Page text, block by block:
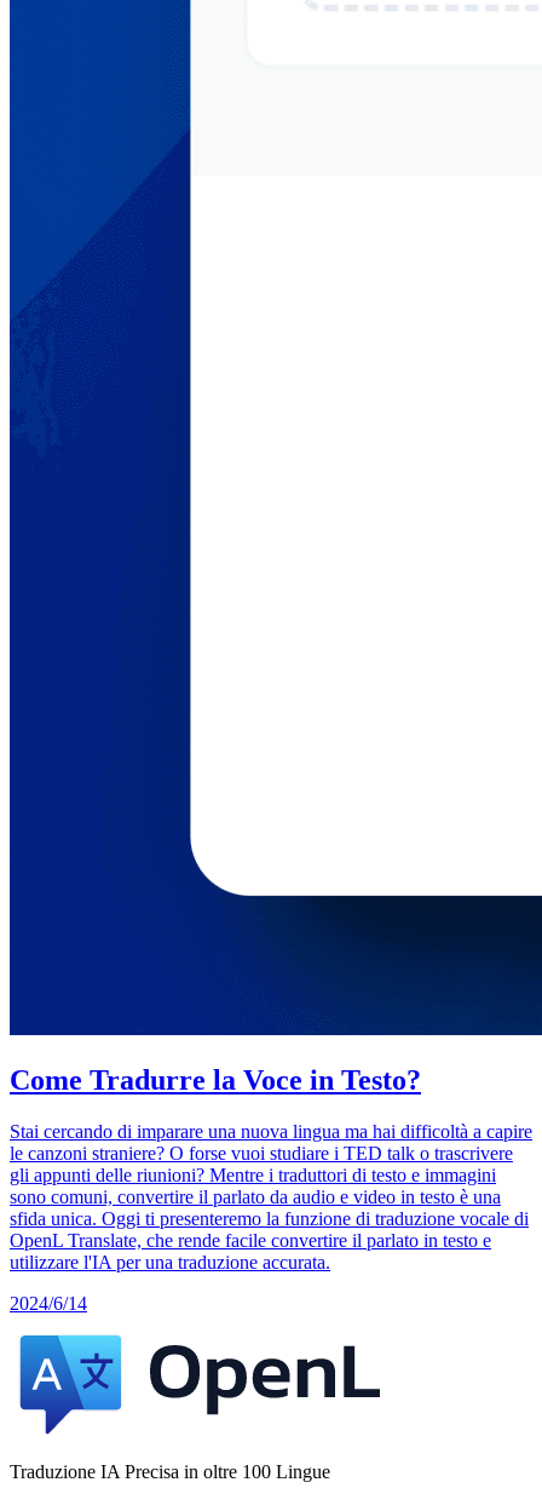
Come Tradurre la Voce in Testo?
Stai cercando di imparare una nuova lingua ma hai difficoltà a capire
le canzoni straniere? O forse vuoi studiare i TED talk o trascrivere
gli appunti delle riunioni? Mentre i traduttori di testo e immagini
sono comuni, convertire il parlato da audio e video in testo è una
sfida unica. Oggi ti presenteremo la funzione di traduzione vocale di
OpenL Translate, che rende facile convertire il parlato in testo e
utilizzare l'IA per una traduzione accurata.
2024/6/14
Traduzione IA Precisa in oltre 100 Lingue